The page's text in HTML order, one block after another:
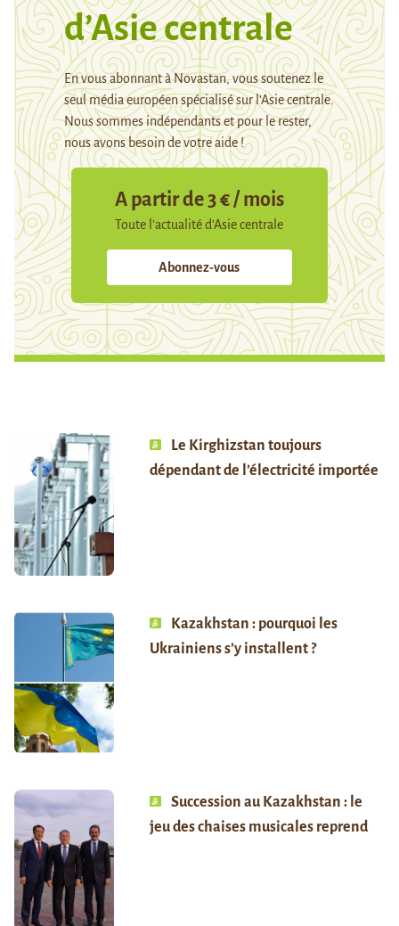
d’Asie centrale
En vous abonnant à Novastan, vous soutenez le
seul média européen spécialisé sur l’Asie centrale.
Nous sommes indépendants et pour le rester,
nous avons besoin de votre aide !
A partir de 3 € / mois
Toute l’actualité d’Asie centrale
Abonnez-vous
Le Kirghizstan toujours
dépendant de l’électricité importée
Kazakhstan : pourquoi les
Ukrainiens s’y installent ?
Succession au Kazakhstan : le
jeu des chaises musicales reprend